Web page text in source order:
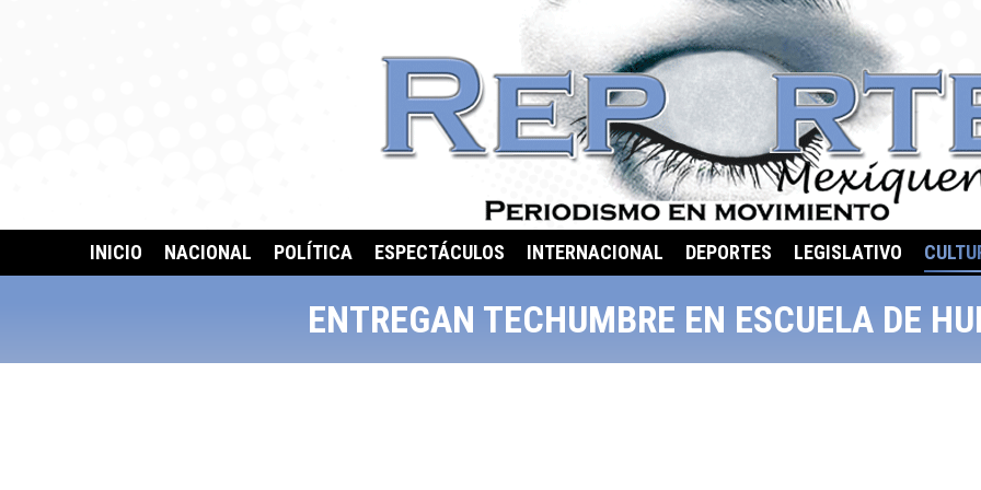
INICIO NACIONAL POLÍTICA ESPECTÁCULOS INTERNACIONAL DEPORTES LEGISLATIVO
ENTREGAN TECHUMBRE EN ESCUELA DE